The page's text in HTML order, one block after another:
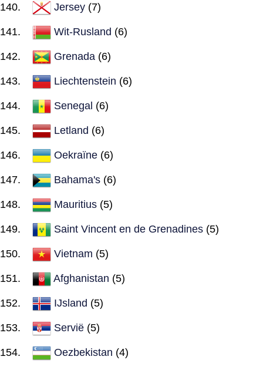
Jersey (7)
Wit-Rusland (6)
Grenada (6)
Liechtenstein (6)
Senegal (6)
Letland (6)
Oekraïne (6)
Bahama's (6)
Mauritius (5)
Saint Vincent en de Grenadines (5)
Vietnam (5)
Afghanistan (5)
IJsland (5)
Servië (5)
Oezbekistan (4)